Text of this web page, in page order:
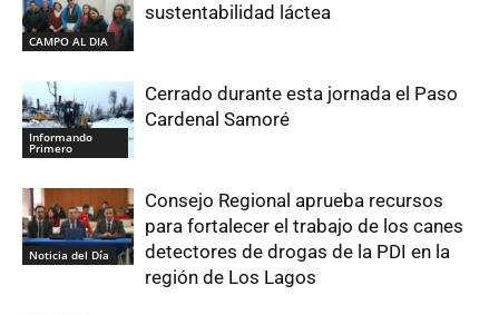
CAMPO AL DIA
sustentabilidad láctea
Informando
Primero
Cerrado durante esta jornada el Paso
Cardenal Samoré
Noticia del Día
Consejo Regional aprueba recursos
para fortalecer el trabajo de los canes
detectores de drogas de la PDI en la
región de Los Lagos